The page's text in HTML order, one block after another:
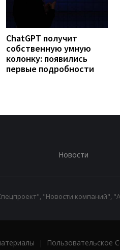
ChatGPT получит
собственную умную
колонку: появились
первые подробности
Новости
"Новости компаний",
| Пользовательское